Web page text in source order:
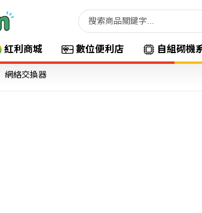
紅利商城 數位便利店 自組砌機
網絡交換器